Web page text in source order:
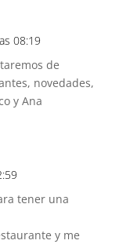
08:19
de
novedades,
y Ana
tener una
y me